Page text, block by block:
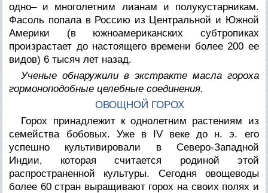
одно– и многолетним лианам и полукустарникам.
Фасоль попала в Россию из Центральной и Южной
Америки (в южноамериканских субтропиках
произрастает до настоящего времени более 200 ее
видов) 6 тысяч лет назад.
Ученые обнаружили в экстракте масла гороха
гормоноподобные целебные соединения.
ОВОЩНОЙ ГОРОХ
Горох принадлежит к однолетним растениям из
семейства бобовых. Уже в IV веке до н. э. его
успешно культивировали в Северо-Западной
Индии, которая считается родиной этой
распространенной культуры. Сегодня овощеводы
более 60 стран выращивают горох на своих полях и